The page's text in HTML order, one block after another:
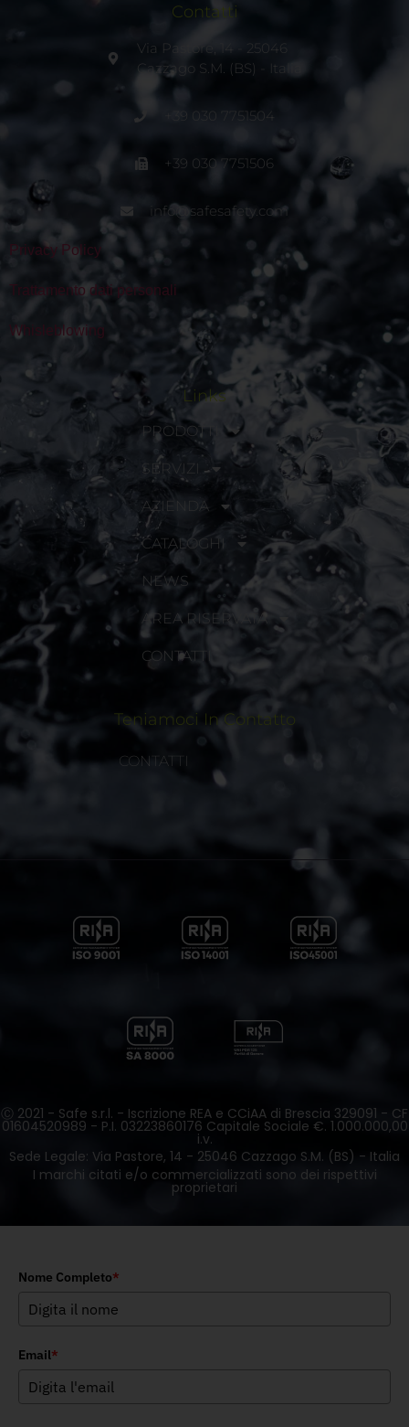
Contatti
Via Pastore, 14 - 25046
Cazzago S.M. (BS) - Italia
+39 030 7751504
+39 030 7751506
info@safesafety.com
Privacy Policy
Trattamento dati personali
Whisleblowing
Links
PRODOTTI
SERVIZI
AZIENDA
CATALOGHI
NEWS
AREA RISERVATA
CONTATTI
Teniamoci In Contatto
CONTATTI
Ⓒ 2021 - Safe s.r.l. - Iscrizione REA e CCiAA di Brescia 329091 - CF
01604520989 - P.I. 03223860176 Capitale Sociale €. 1.000.000,00
i.v.
Sede Legale: Via Pastore, 14 - 25046 Cazzago S.M. (BS) - Italia
I marchi citati e/o commercializzati sono dei rispettivi
proprietari
Nome Completo*
Email*